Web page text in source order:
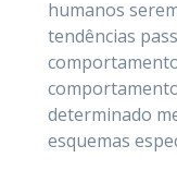
humanos
tendências
determinado
esquemas